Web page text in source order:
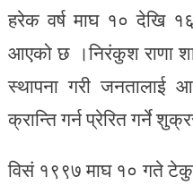
हरेक वर्ष माघ १० देखि
आएको छ ।निरंकुश राणा
स्थापना गरी जनतालाई
क्रान्ति गर्न प्रेरित गर्ने
विसं १९९७ माघ १० गते